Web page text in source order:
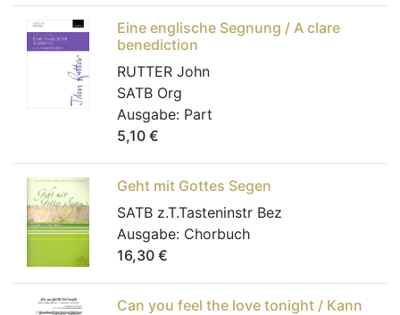
Eine englische Segnung / A clare
benediction
RUTTER John
SATB Org
Ausgabe: Part
5,10 €
Geht mit Gottes Segen
SATB z.T.Tasteninstr Bez
Ausgabe: Chorbuch
16,30 €
Can you feel the love tonight / Kann